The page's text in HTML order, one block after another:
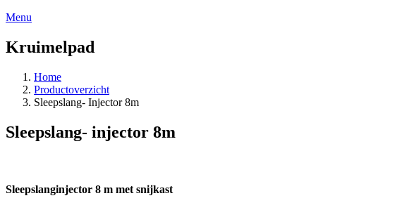
Menu
Kruimelpad
Home
Productoverzicht
Sleepslang- Injector 8m
Sleepslang- injector 8m
Sleepslanginjector 8 m met snijkast